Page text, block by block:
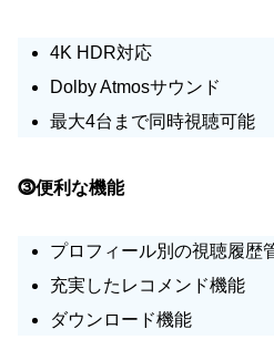
4K HDR対応
Dolby Atmosサウンド
最大4台まで同時視聴可能
⓷便利な機能
プロフィール別の視聴履歴
充実したレコメンド機能
ダウンロード機能